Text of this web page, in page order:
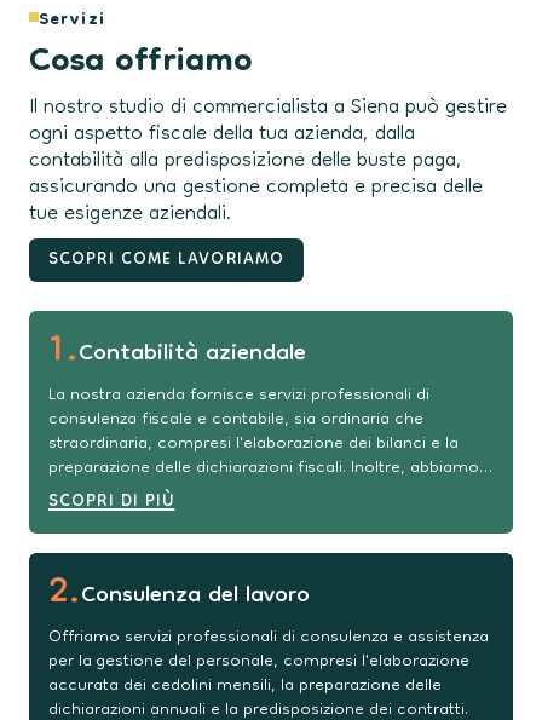
Servizi
Cosa offriamo
Il nostro studio di commercialista a Siena può gestire
ogni aspetto fiscale della tua azienda, dalla
contabilità alla predisposizione delle buste paga,
assicurando una gestione completa e precisa delle
tue esigenze aziendali.
SCOPRI COME LAVORIAMO
1.Contabilità aziendale
La nostra azienda fornisce servizi professionali di
consulenza fiscale e contabile, sia ordinaria che
straordinaria, compresi l'elaborazione dei bilanci e la
preparazione delle dichiarazioni fiscali. Inoltre, abbiamo
un'applicazione dedicata, che consente di gestire in
modo intuitivo e integrato il processo di fatturazione
elettronica.
SCOPRI DI PIÙ
2.Consulenza del lavoro
Offriamo servizi professionali di consulenza e assistenza
per la gestione del personale, compresi l'elaborazione
accurata dei cedolini mensili, la preparazione delle
dichiarazioni annuali e la predisposizione dei contratti.